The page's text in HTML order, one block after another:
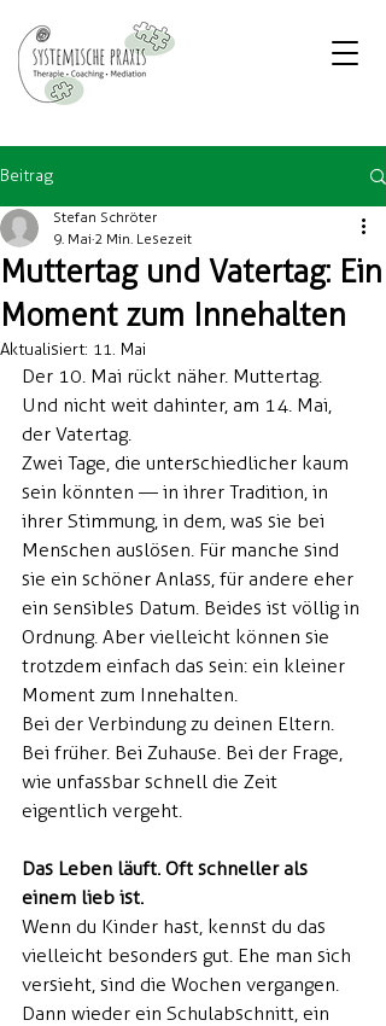
Beitrag
Muttertag und Vatertag: Ein
Moment zum Innehalten
Stefan Schröter
9. Mai 2 Min. Lesezeit
Aktualisiert: 11. Mai
Der 10. Mai rückt näher. Muttertag.
Und nicht weit dahinter, am 14. Mai,
der Vatertag.
Zwei Tage, die unterschiedlicher kaum
sein könnten — in ihrer Tradition, in
ihrer Stimmung, in dem, was sie bei
Menschen auslösen. Für manche sind
sie ein schöner Anlass, für andere eher
ein sensibles Datum. Beides ist völlig in
Ordnung. Aber vielleicht können sie
trotzdem einfach das sein: ein kleiner
Moment zum Innehalten.
Bei der Verbindung zu deinen Eltern.
Bei früher. Bei Zuhause. Bei der Frage,
wie unfassbar schnell die Zeit
eigentlich vergeht.
Das Leben läuft. Oft schneller als
einem lieb ist.
Wenn du Kinder hast, kennst du das
vielleicht besonders gut. Ehe man sich
versieht, sind die Wochen vergangen.
Dann wieder ein Schulabschnitt, ein